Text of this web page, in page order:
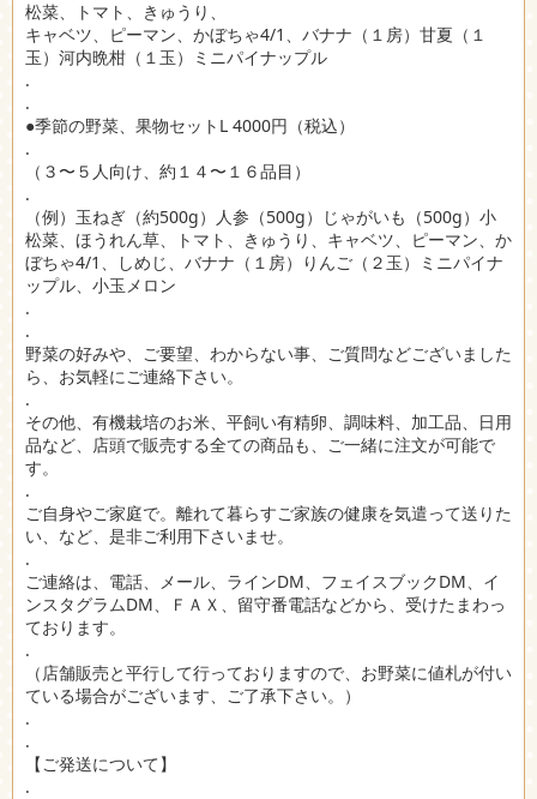
松菜、トマト、きゅうり、
キャベツ、ピーマン、かぼちゃ4/1、バナナ（１房）甘夏（１
玉）河内晩柑（１玉）ミニパイナップル
.
.
●季節の野菜、果物セットL 4000円（税込）
.
（３〜５人向け、約１４〜１６品目）
.
（例）玉ねぎ（約500g）人参（500g）じゃがいも（500g）小
松菜、ほうれん草、トマト、きゅうり、キャベツ、ピーマン、か
ぼちゃ4/1、しめじ、バナナ（１房）りんご（２玉）ミニパイナ
ップル、小玉メロン
.
.
野菜の好みや、ご要望、わからない事、ご質問などございました
ら、お気軽にご連絡下さい。
.
その他、有機栽培のお米、平飼い有精卵、調味料、加工品、日用
品など、店頭で販売する全ての商品も、ご一緒に注文が可能で
す。
.
ご自身やご家庭で。離れて暮らすご家族の健康を気遣って送りた
い、など、是非ご利用下さいませ。
.
ご連絡は、電話、メール、ラインDM、フェイスブックDM、イ
ンスタグラムDM、ＦＡＸ、留守番電話などから、受けたまわっ
ております。
.
（店舗販売と平行して行っておりますので、お野菜に値札が付い
ている場合がございます、ご了承下さい。）
.
.
【ご発送について】
.